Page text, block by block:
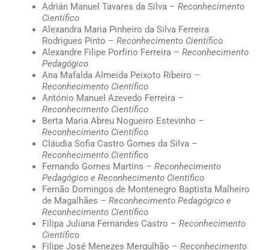
Adrián Manuel Tavares da Silva – Reconhecimento
Científico
Alexandra Maria Pinheiro da Silva Ferreira
Rodrigues Pinto – Reconhecimento Científico
Alexandre Filipe Porfírio Ferreira – Reconhecimento
Pedagógico
Ana Mafalda Almeida Peixoto Ribeiro –
Reconhecimento Científico
António Manuel Azevedo Ferreira –
Reconhecimento Científico
Berta Maria Abreu Nogueiro Estevinho –
Reconhecimento Científico
Cláudia Sofia Castro Gomes da Silva –
Reconhecimento Científico
Fernando Gomes Martins – Reconhecimento
Pedagógico e Reconhecimento Científico
Fernão Domingos de Montenegro Baptista Malheiro
de Magalhães – Reconhecimento Pedagógico e
Reconhecimento Científico
Filipa Juliana Fernandes Castro – Reconhecimento
Científico
Filipe José Menezes Mergulhão – Reconhecimento